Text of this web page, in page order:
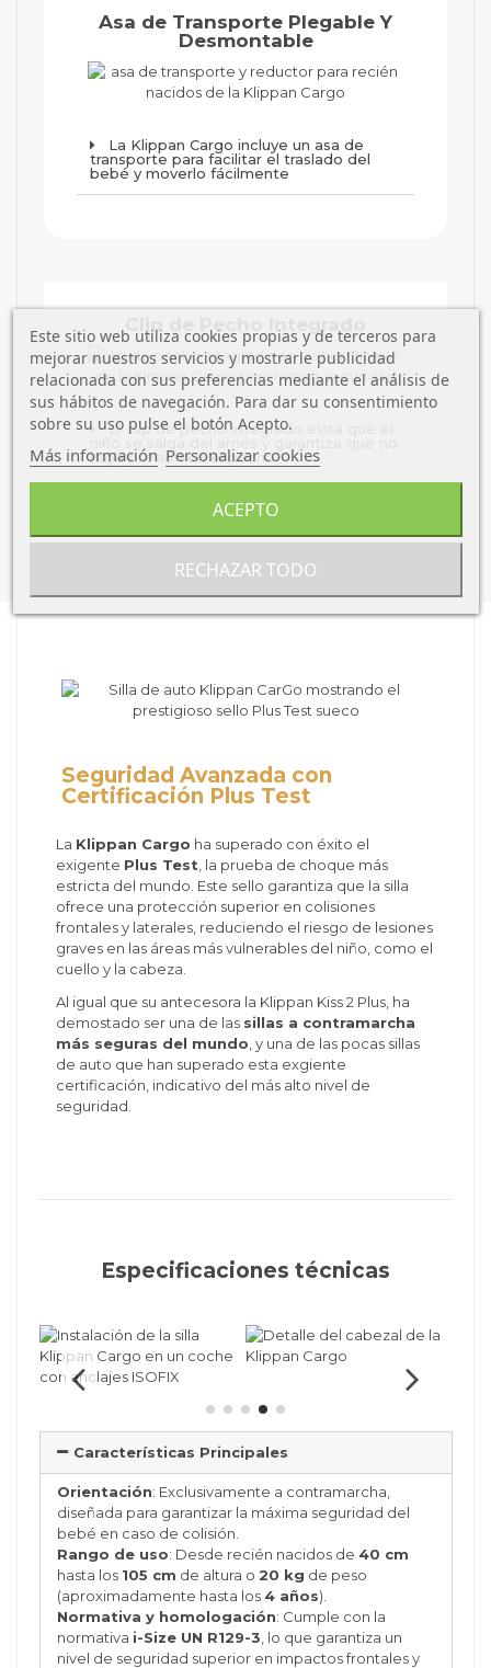
Asa de Transporte Plegable Y
Desmontable
La Klippan Cargo incluye un asa de
transporte para facilitar el traslado del
bebé y moverlo fácilmente
Clip de Pecho Integrado
El clip de pecho integrado evita que el
haya presión en el pecho
Seguridad Avanzada con
Certificación Plus Test
La Klippan Cargo ha superado con éxito el
exigente Plus Test, la prueba de choque más
estricta del mundo. Este sello garantiza que la silla
ofrece una protección superior en colisiones
frontales y laterales, reduciendo el riesgo de lesiones
graves en las áreas más vulnerables del niño, como el
cuello y la cabeza.
Al igual que su antecesora la Klippan Kiss 2 Plus, ha
demostado ser una de las sillas a contramarcha
más seguras del mundo , y una de las pocas sillas
de auto que han superado esta exgiente
certificación, indicativo del más alto nivel de
seguridad.
Especificaciones técnicas
Características Principales
Orientación: Exclusivamente a contramarcha,
diseñada para garantizar la máxima seguridad del
bebé en caso de colisión.
Rango de uso: Desde recién nacidos de 40 cm
hasta los 105 cm de altura o 20 kg de peso
(aproximadamente hasta los 4 años).
Normativa y homologación: Cumple con la
normativa i-Size UN R129-3 , lo que garantiza un
nivel de seguridad superior en impactos frontales y
Este sitio web utiliza cookies propias y de terceros para
mejorar nuestros servicios y mostrarle publicidad
relacionada con sus preferencias mediante el análisis de
sus hábitos de navegación. Para dar su consentimiento
sobre su uso pulse el botón Acepto.
Más información Personalizar cookies
RECHAZAR TODO
ACEPTO